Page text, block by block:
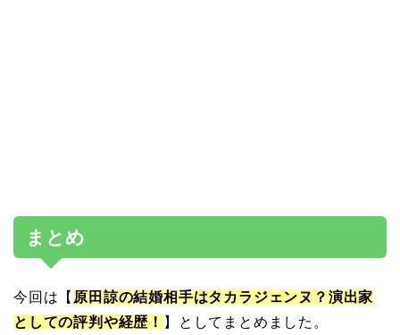
まとめ
今回は【 原田諒の結婚相手はタカラジェンヌ？演出家
としての評判や経歴！ 】としてまとめました。